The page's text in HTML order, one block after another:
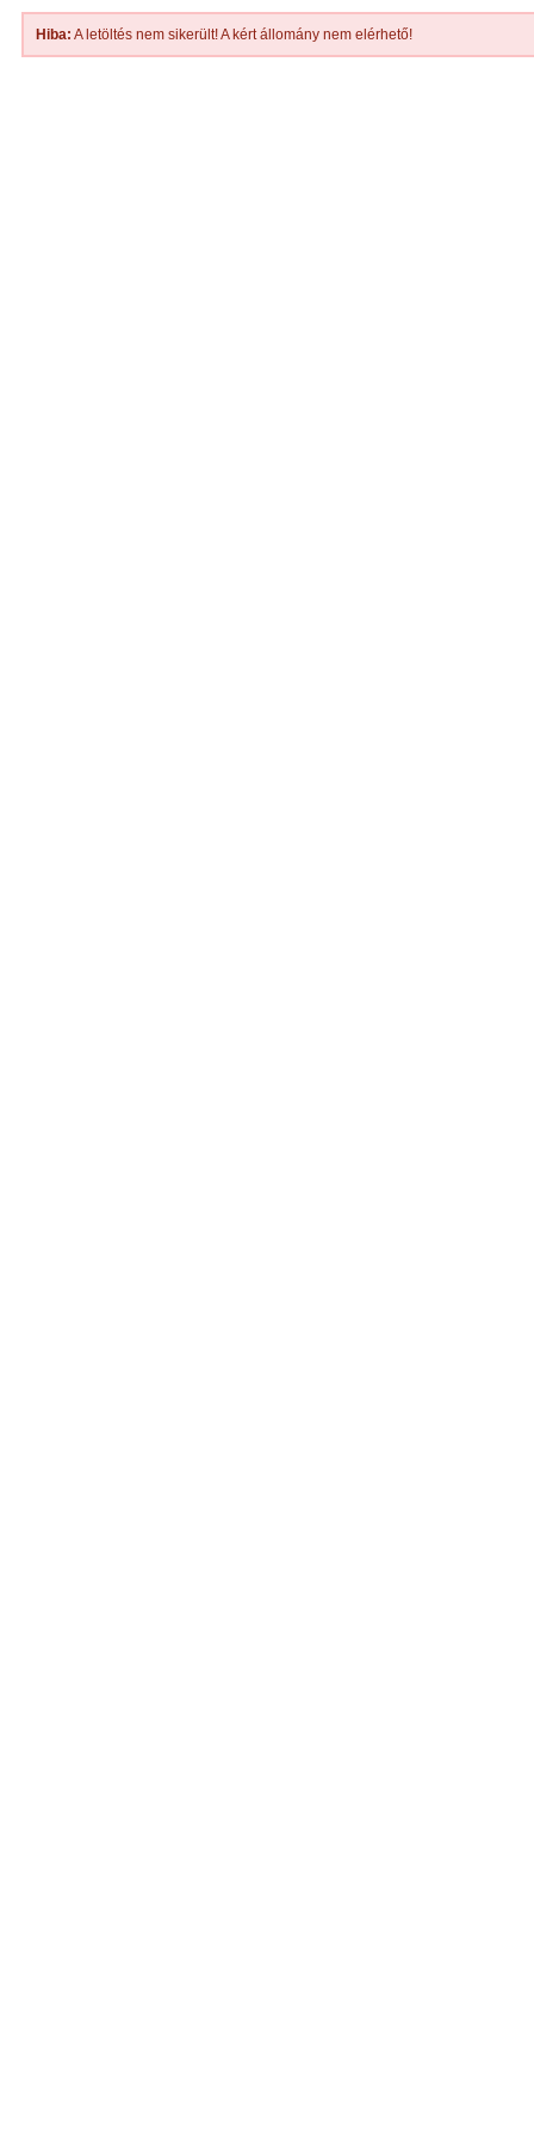
Hiba: A letöltés nem sikerült! A kért állomány nem elérhető!